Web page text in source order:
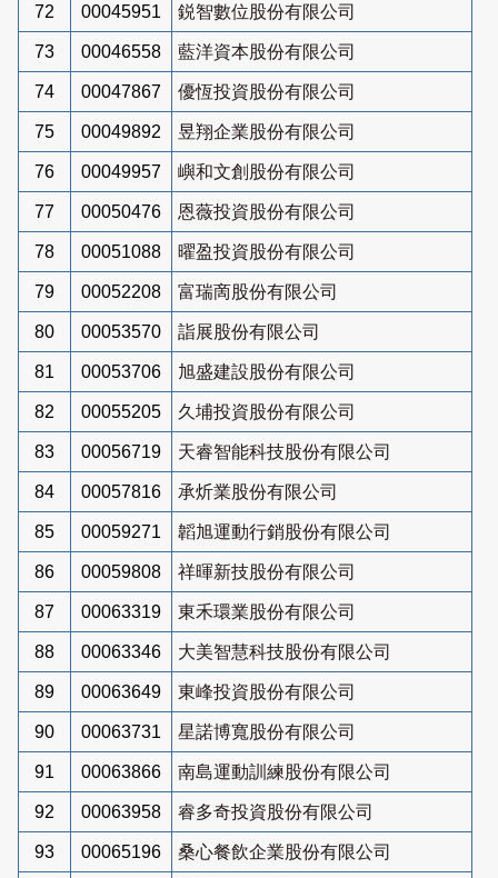
72 00045951 鋭智數位股份有限公司
73 00046558 藍洋資本股份有限公司
74 00047867 優恆投資股份有限公司
75 00049892 昱翔企業股份有限公司
76 00049957 嶼和文創股份有限公司
77 00050476 恩薇投資股份有限公司
78 00051088 曜盈投資股份有限公司
79 00052208 富瑞啇股份有限公司
80 00053570 詣展股份有限公司
81 00053706 旭盛建設股份有限公司
82 00055205 久埔投資股份有限公司
83 00056719 天睿智能科技股份有限公司
84 00057816 承炘業股份有限公司
85 00059271 韜旭運動行銷股份有限公司
86 00059808 祥暉新技股份有限公司
87 00063319 東禾環業股份有限公司
88 00063346 大美智慧科技股份有限公司
89 00063649 東峰投資股份有限公司
90 00063731 星諾博寬股份有限公司
91 00063866 南島運動訓練股份有限公司
92 00063958 睿多奇投資股份有限公司
93 00065196 桑心餐飲企業股份有限公司